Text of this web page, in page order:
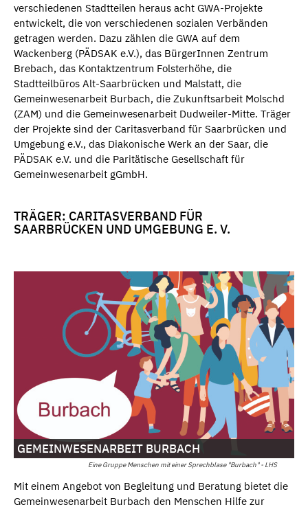
verschiedenen Stadtteilen heraus acht GWA-Projekte
entwickelt, die von verschiedenen sozialen Verbänden
getragen werden. Dazu zählen die GWA auf dem
Wackenberg (PÄDSAK e.V.), das BürgerInnen Zentrum
Brebach, das Kontaktzentrum Folsterhöhe, die
Stadtteilbüros Alt-Saarbrücken und Malstatt, die
Gemeinwesenarbeit Burbach, die Zukunftsarbeit Molschd
(ZAM) und die Gemeinwesenarbeit Dudweiler-Mitte. Träger
der Projekte sind der Caritasverband für Saarbrücken und
Umgebung e.V., das Diakonische Werk an der Saar, die
PÄDSAK e.V. und die Paritätische Gesellschaft für
Gemeinwesenarbeit gGmbH.
TRÄGER: CARITASVERBAND FÜR
SAARBRÜCKEN UND UMGEBUNG E. V.
Eine Gruppe Menschen mit einer Sprechblase "Burbach" - LHS
GEMEINWESENARBEIT BURBACH
Mit einem Angebot von Begleitung und Beratung bietet die
Gemeinwesenarbeit Burbach den Menschen Hilfe zur